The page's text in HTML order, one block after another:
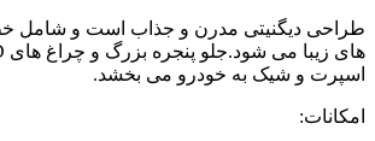
طراحی دیگنیتی مدرن و جذاب است و شامل
اسپرت و شیک به خودرو می بخشد.
امکانات: